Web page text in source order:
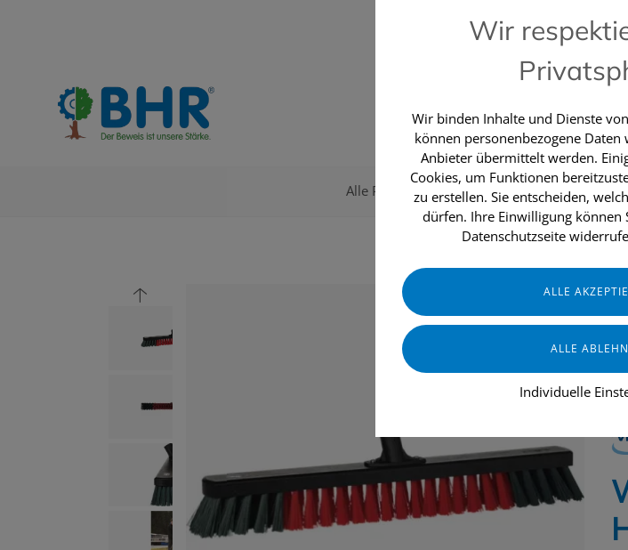
📞 Kostenlose Hotline
Alle Produkte Aktionen
Wir
Wir binden Inhalte und Dienste
können personenbezogene Daten
Anbieter übermittelt werden.
Cookies, um Funktionen
zu erstellen. Sie entscheiden,
dürfen. Ihre Einwilligung können
Datenschutzseite
Individuelle